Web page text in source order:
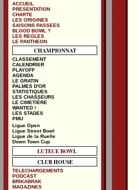
ACCUEIL
PRESENTATION
CHARTE
LES ORIGINES
SAISONS PASSEES
BLOOD BOWL ?
LES REGLES
LE PANTHEON
CHAMPIONNAT
CLASSEMENT
CALENDRIER
PLAYOFF
AGENDA
LE GRATIN
PALMES D'OR
STATISTIQUES
LES CHASSEURS
LE CIMETIÈRE
WANTED !
LES STADES
PMU
Ligue Open
Ligue Street Bowl
Ligue de la Ruelle
Down Town Cup
LUTECE BOWL
CLUB HOUSE
TELECHARGEMENTS
PODCAST
BRIKABRAK
MAGAZINES